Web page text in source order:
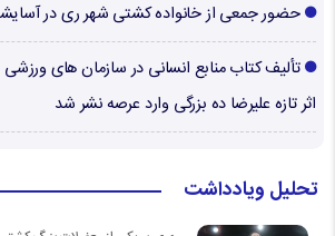
حضور جمعی از خانواده کشتی شهر ری در
تألیف کتاب منابع انسانی در سازمان های
اثر تازه علیرضا ده بزرگی وارد عرصه نشر شد
تحلیل ویادداشت